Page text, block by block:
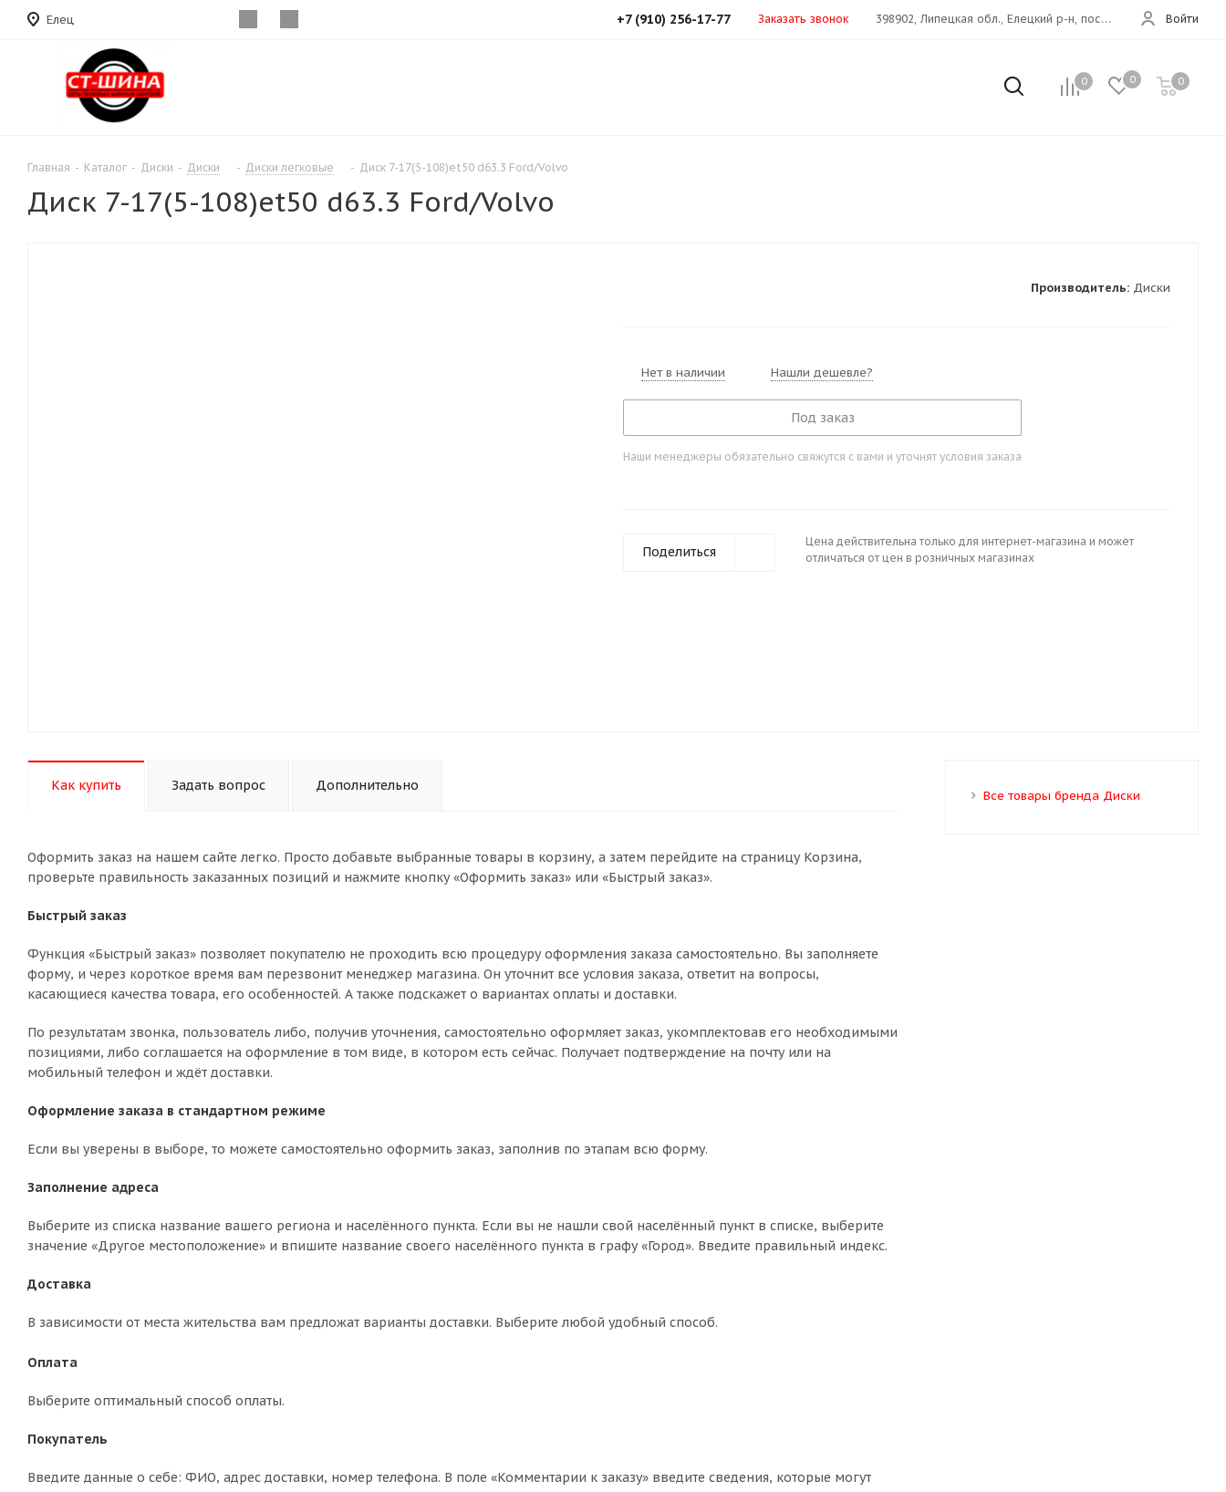
Елец Войти
398902, Липецкая обл., Елецкий р-н, пос.Хмелинец(Дон 373 км)
+7 (910) 256-17-77 Заказать звонок
0 0 0
Главная - Каталог - Диски - Диски - Диски легковые - Диск 7-17(5-108)et50 d63.3 Ford/Volvo
Диск 7-17(5-108)et50 d63.3 Ford/Volvo
Производитель: Диски
Нет в наличии Нашли дешевле?
Под заказ
Наши менеджеры обязательно свяжутся с вами и уточнят условия заказа
Поделиться
Цена действительна только для интернет-магазина и может
отличаться от цен в розничных магазинах
Как купить Задать вопрос Дополнительно
Оформить заказ на нашем сайте легко. Просто добавьте выбранные товары в корзину, а затем перейдите на страницу Корзина,
проверьте правильность заказанных позиций и нажмите кнопку «Оформить заказ» или «Быстрый заказ».
Быстрый заказ
Функция «Быстрый заказ» позволяет покупателю не проходить всю процедуру оформления заказа самостоятельно. Вы заполняете
форму, и через короткое время вам перезвонит менеджер магазина. Он уточнит все условия заказа, ответит на вопросы,
касающиеся качества товара, его особенностей. А также подскажет о вариантах оплаты и доставки.
По результатам звонка, пользователь либо, получив уточнения, самостоятельно оформляет заказ, укомплектовав его необходимыми
позициями, либо соглашается на оформление в том виде, в котором есть сейчас. Получает подтверждение на почту или на
мобильный телефон и ждёт доставки.
Оформление заказа в стандартном режиме
Если вы уверены в выборе, то можете самостоятельно оформить заказ, заполнив по этапам всю форму.
Заполнение адреса
Выберите из списка название вашего региона и населённого пункта. Если вы не нашли свой населённый пункт в списке, выберите
значение «Другое местоположение» и впишите название своего населённого пункта в графу «Город». Введите правильный индекс.
Доставка
В зависимости от места жительства вам предложат варианты доставки. Выберите любой удобный способ.
Оплата
Выберите оптимальный способ оплаты.
Покупатель
Введите данные о себе: ФИО, адрес доставки, номер телефона. В поле «Комментарии к заказу» введите сведения, которые могут
Все товары бренда Диски